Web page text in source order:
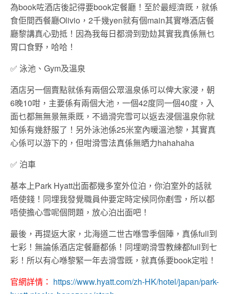
為book咗酒店後記得要book定餐廳！至於最經濟既，就係
食佢間西餐廳Olivio，2千幾yen就有個main其實喺酒店餐
廳黎講真心勁抵！因為我每日都滑到勁攰其實我真係無乜
胃口食野，哈哈！
✅ 泳池、Gym及溫泉
酒店另一個賣點就係有兩個公眾溫泉係可以俾大家浸，朝
6晚10咁，主要係有兩個大池，一個42度同一個40度，入
面乜都無無景無乘既，不過滑完雪可以返去浸個溫泉你就
知係有幾舒服了！另外泳池係25米室內暖溫池黎，其實真
心係可以游下的，但咁滑雪法真係無晒力hahahaha
✅ 泊車
基本上Park Hyatt出面都幾多室外位泊，你泊室外的話就
唔使錢！同埋我發覺職員仲要定時定候同你剷雪，所以都
唔使擔心雪呢個問題，放心泊出面吧！
最後，再提返大家，北海道二世古喺雪季個陣，真係full到
七彩！無論係酒店定餐廳都係！同埋啲滑雪教練都full到七
彩！所以有心喺黎緊一年去滑雪既，就真係要book定啦！
官網詳情： https://www.hyatt.com/zh-HK/hotel/japan/park-